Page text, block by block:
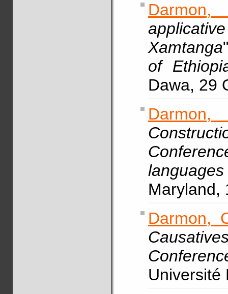
Xamtanga
of
Dawa, 29
Maryland,
Darmon,
Université